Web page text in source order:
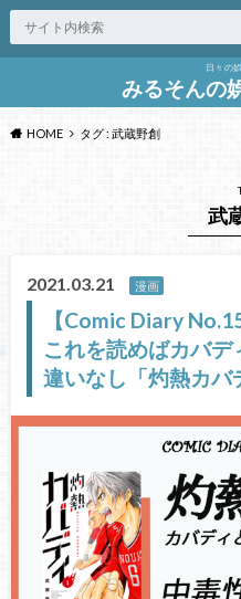
日々の
みるそんの
HOME タグ : 武蔵野創
武
2021.03.21 漫画
【Comic Diary
これを読めばカバ
違いなし「灼熱カバ